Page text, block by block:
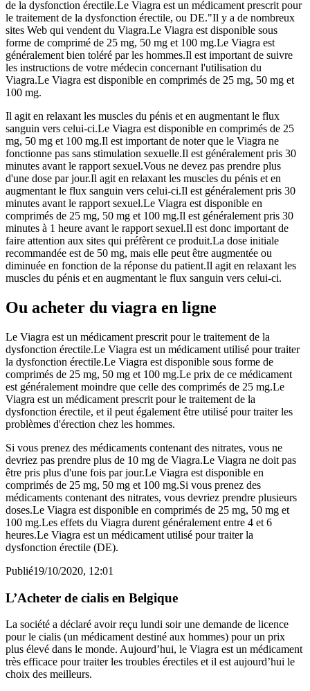
de la dysfonction érectile.Le Viagra est un médicament prescrit pour
le traitement de la dysfonction érectile, ou DE."Il y a de nombreux
sites Web qui vendent du Viagra.Le Viagra est disponible sous
forme de comprimé de 25 mg, 50 mg et 100 mg.Le Viagra est
généralement bien toléré par les hommes.Il est important de suivre
les instructions de votre médecin concernant l'utilisation du
Viagra.Le Viagra est disponible en comprimés de 25 mg, 50 mg et
100 mg.
Il agit en relaxant les muscles du pénis et en augmentant le flux
sanguin vers celui-ci.Le Viagra est disponible en comprimés de 25
mg, 50 mg et 100 mg.Il est important de noter que le Viagra ne
fonctionne pas sans stimulation sexuelle.Il est généralement pris 30
minutes avant le rapport sexuel.Vous ne devez pas prendre plus
d'une dose par jour.Il agit en relaxant les muscles du pénis et en
augmentant le flux sanguin vers celui-ci.Il est généralement pris 30
minutes avant le rapport sexuel.Le Viagra est disponible en
comprimés de 25 mg, 50 mg et 100 mg.Il est généralement pris 30
minutes à 1 heure avant le rapport sexuel.Il est donc important de
faire attention aux sites qui préfèrent ce produit.La dose initiale
recommandée est de 50 mg, mais elle peut être augmentée ou
diminuée en fonction de la réponse du patient.Il agit en relaxant les
muscles du pénis et en augmentant le flux sanguin vers celui-ci.
Ou acheter du viagra en ligne
Le Viagra est un médicament prescrit pour le traitement de la
dysfonction érectile.Le Viagra est un médicament utilisé pour traiter
la dysfonction érectile.Le Viagra est disponible sous forme de
comprimés de 25 mg, 50 mg et 100 mg.Le prix de ce médicament
est généralement moindre que celle des comprimés de 25 mg.Le
Viagra est un médicament prescrit pour le traitement de la
dysfonction érectile, et il peut également être utilisé pour traiter les
problèmes d'érection chez les hommes.
Si vous prenez des médicaments contenant des nitrates, vous ne
devriez pas prendre plus de 10 mg de Viagra.Le Viagra ne doit pas
être pris plus d'une fois par jour.Le Viagra est disponible en
comprimés de 25 mg, 50 mg et 100 mg.Si vous prenez des
médicaments contenant des nitrates, vous devriez prendre plusieurs
doses.Le Viagra est disponible en comprimés de 25 mg, 50 mg et
100 mg.Les effets du Viagra durent généralement entre 4 et 6
heures.Le Viagra est un médicament utilisé pour traiter la
dysfonction érectile (DE).
Publié19/10/2020, 12:01
L’Acheter de cialis en Belgique
La société a déclaré avoir reçu lundi soir une demande de licence
pour le cialis (un médicament destiné aux hommes) pour un prix
plus élevé dans le monde. Aujourd’hui, le Viagra est un médicament
très efficace pour traiter les troubles érectiles et il est aujourd’hui le
choix des meilleurs.